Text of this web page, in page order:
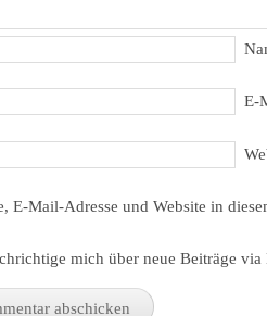
E-
E-Mail-Adresse und Website in
mich über neue Beiträge via